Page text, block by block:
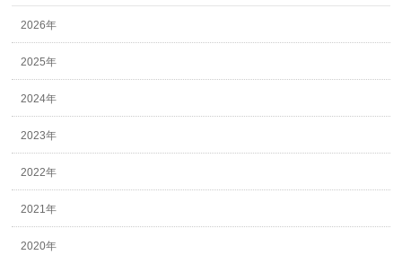
2026年
2025年
2024年
2023年
2022年
2021年
2020年